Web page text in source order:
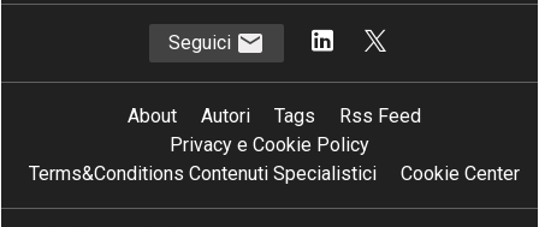
Seguici
About Autori Tags
Rss Feed
Privacy e Cookie Policy
Terms&Conditions Contenuti Specialistici
Cookie Center